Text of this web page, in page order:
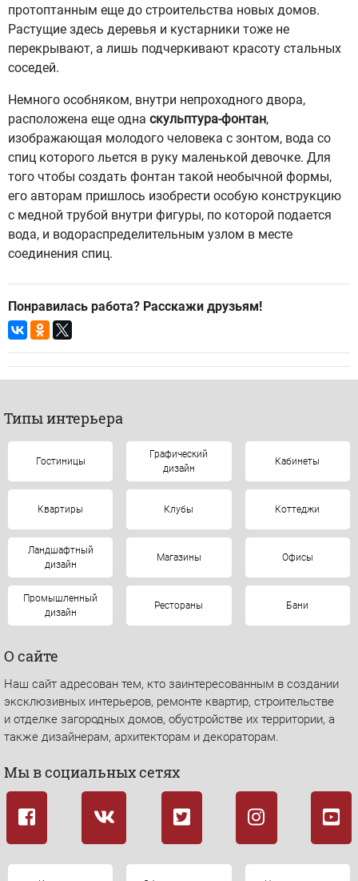
протоптанным еще до строительства новых домов.
Растущие здесь деревья и кустарники тоже не
перекрывают, а лишь подчеркивают красоту стальных
соседей.
Немного особняком, внутри непроходного двора,
расположена еще одна скульптура-фонтан,
изображающая молодого человека с зонтом, вода со
спиц которого льется в руку маленькой девочке. Для
того чтобы создать фонтан такой необычной формы,
его авторам пришлось изобрести особую конструкцию
с медной трубой внутри фигуры, по которой подается
вода, и водораспределительным узлом в месте
соединения спиц.
Понравилась работа? Расскажи друзьям!
Типы интерьера
Гостиницы
Графический
дизайн
Кабинеты
Квартиры Клубы Коттеджи
Ландшафтный
дизайн
Магазины Офисы
Промышленный
дизайн
Рестораны Бани
О сайте
Наш сайт адресован тем, кто заинтересованным в создании
эксклюзивных интерьеров, ремонте квартир, строительстве
и отделке загородных домов, обустройстве их территории, а
также дизайнерам, архитекторам и декораторам.
Мы в социальных сетях